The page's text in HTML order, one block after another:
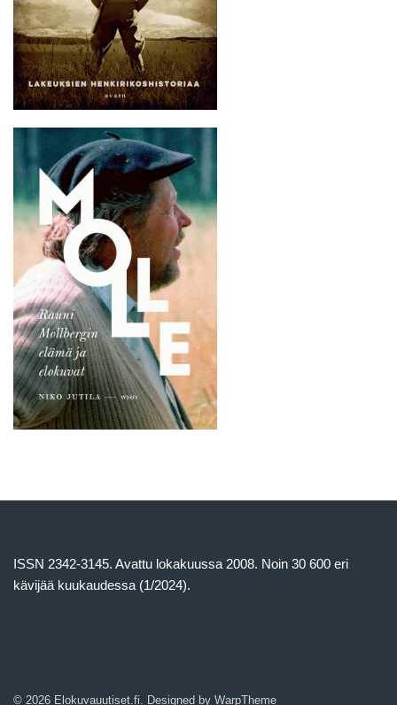
ISSN 2342-3145. Avattu lokakuussa 2008. Noin 30 600 eri
kävijää kuukaudessa (1/2024).
© 2026 Elokuvauutiset.fi. Designed by WarpTheme